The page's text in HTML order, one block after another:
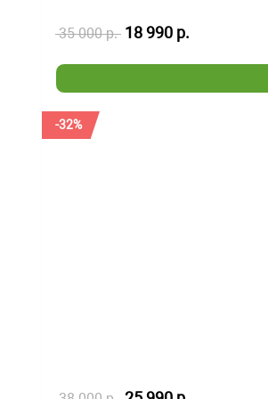
35 000 р. 18 990 р.
-32%